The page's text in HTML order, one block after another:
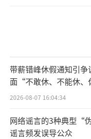
带薪错峰休假通知引争
面“不敢休、不能休
2026-08-07 16:04:34
网络谣言的3种典型“
谣言频发误导公众